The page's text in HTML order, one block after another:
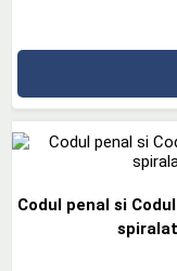
Codul penal si